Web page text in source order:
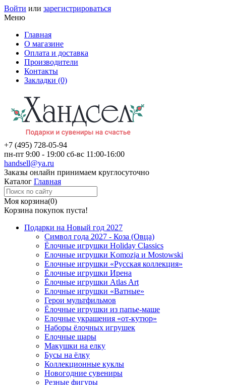
Войти или зарегистрироваться
Меню
Главная
О магазине
Оплата и доставка
Производители
Контакты
Закладки (0)
+7 (495) 728-05-94
пн-пт 9:00 - 19:00 сб-вс 11:00-16:00
handsell@ya.ru
Заказы онлайн принимаем круглосуточно
Каталог Главная
Моя корзина(0)
Корзина покупок пуста!
Подарки на Новый год 2027
Символ года 2027 - Коза (Овца)
Ёлочные игрушки Holiday Classics
Елочные игрушки Komozja и Mostowski
Елочные игрушки «Русская коллекция»
Ёлочные игрушки Ирена
Ёлочные игрушки Atlas Art
Елочные игрушки «Ватные»
Герои мультфильмов
Ёлочные игрушки из папье-маше
Елочные украшения «от-кутюр»
Наборы ёлочных игрушек
Елочные шары
Макушки на елку
Бусы на ёлку
Коллекционные куклы
Новогодние сувениры
Резные фигуры